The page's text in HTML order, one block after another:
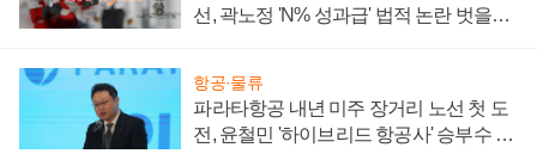
선, 곽노정 'N% 성과급' 법적 논란 벗을지
항공·물류
파라타항공 내년 미주 장거리 노선 첫 도
전, 윤철민 '하이브리드 항공사' 승부수 통